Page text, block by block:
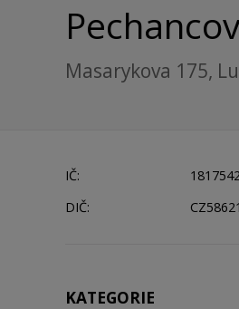
Masarykova 175,
IČ:
DIČ:
KATEGORIE